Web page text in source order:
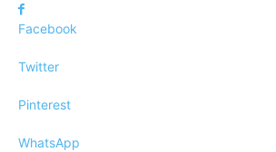
Facebook
Twitter
Pinterest
WhatsApp